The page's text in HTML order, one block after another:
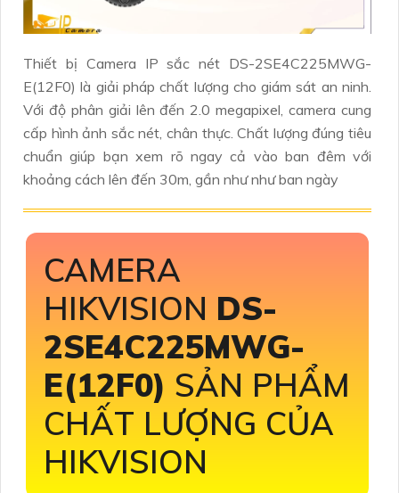
Thiết bị Camera IP sắc nét DS-2SE4C225MWG-
E(12F0) là giải pháp chất lượng cho giám sát an ninh.
Với độ phân giải lên đến 2.0 megapixel, camera cung
cấp hình ảnh sắc nét, chân thực. Chất lượng đúng tiêu
chuẩn giúp bạn xem rõ ngay cả vào ban đêm với
khoảng cách lên đến 30m, gần như như ban ngày
CAMERA
HIKVISION DS-
2SE4C225MWG-
E(12F0) SẢN PHẨM
CHẤT LƯỢNG CỦA
HIKVISION